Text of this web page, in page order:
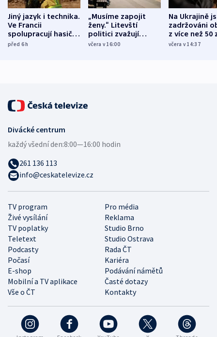
Jiný jazyk i technika.
Ve Francii
spolupracují hasiči z
různých zemí
před 6h
„Musíme zapojit
ženy.“ Litevští
politici zvažují
dohodu o
včera v 16:00
Na Ukrajině
zadržováni
z více než 50
Bojovali na
včera v 14:37
TV program
Pro média
Živé vysílání
Reklama
TV poplatky
Studio Brno
Teletext
Studio Ostrava
Podcasty
Rada ČT
Počasí
Kariéra
E-shop
Podávání námětů
Mobilní a TV aplikace
Časté dotazy
Vše o ČT
Kontakty
Divácké centrum
každý všední den:8:00—16:00 hodin
261 136 113
info@ceskatelevize.cz